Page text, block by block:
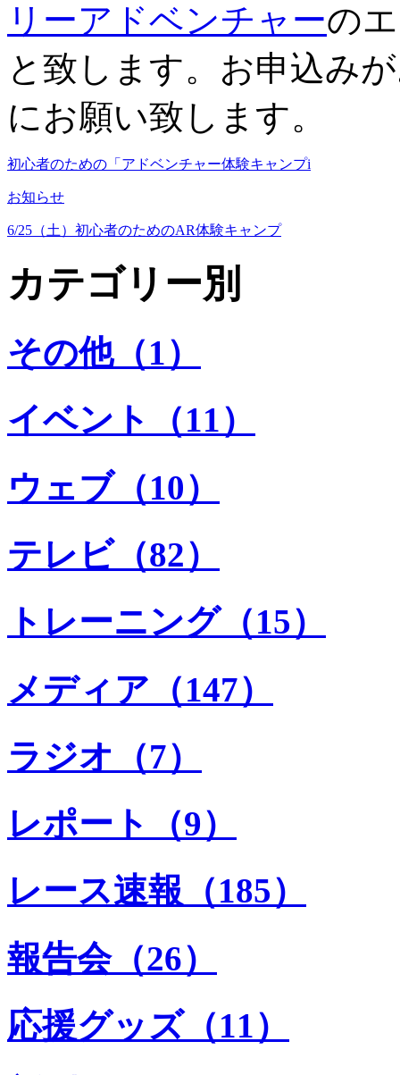
リーアドベンチャーの
と致します。お申込み
にお願い致します。
初心者のための「アドベンチャー体験キャンプi
お知らせ
6/25（土）初心者のためのAR体験キャンプ
カテゴリー別
その他（1）
イベント（11）
ウェブ（10）
テレビ（82）
トレーニング（15）
メディア（147）
ラジオ（7）
レポート（9）
レース速報（185）
報告会（26）
応援グッズ（11）